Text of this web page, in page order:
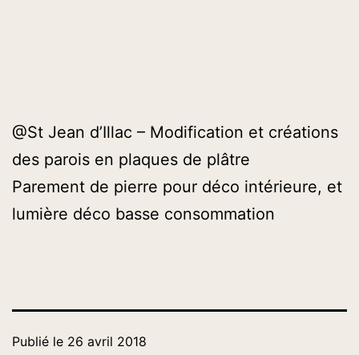
@St Jean d’Illac – Modification et créations
des parois en plaques de plâtre
Parement de pierre pour déco intérieure, et
lumière déco basse consommation
Publié le 26 avril 2018